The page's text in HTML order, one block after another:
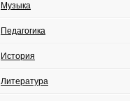
Музыка
Педагогика
История
Литература